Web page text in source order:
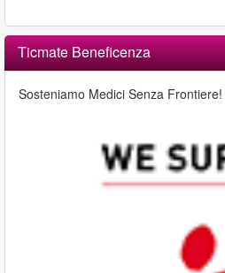
Ticmate Beneficenza
Sosteniamo Medici Senza Frontiere!